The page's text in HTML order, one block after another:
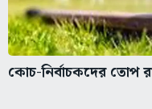
কোচ-নির্বাচকদের তোপ